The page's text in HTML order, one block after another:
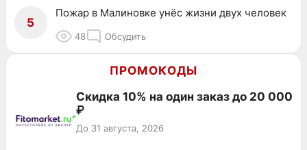
5
Пожар в Малиновке унёс жизни двух человек
48 Обсудить
ПРОМОКОДЫ
Скидка 10% на один заказ до 20 000
₽
До 31 августа, 2026